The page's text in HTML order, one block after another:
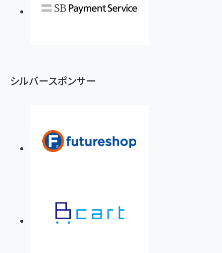
シルバースポンサー